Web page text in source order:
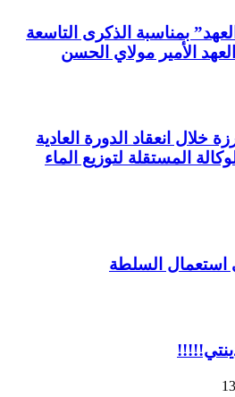
بمناسبة الذكرى التاسعة
الأمير مولاي الحسن
انعقاد الدورة العادية
المستقلة لتوزيع الماء
السلطة